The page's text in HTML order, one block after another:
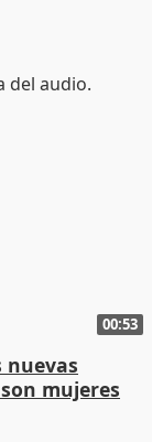
00:53
nuevas
mujeres